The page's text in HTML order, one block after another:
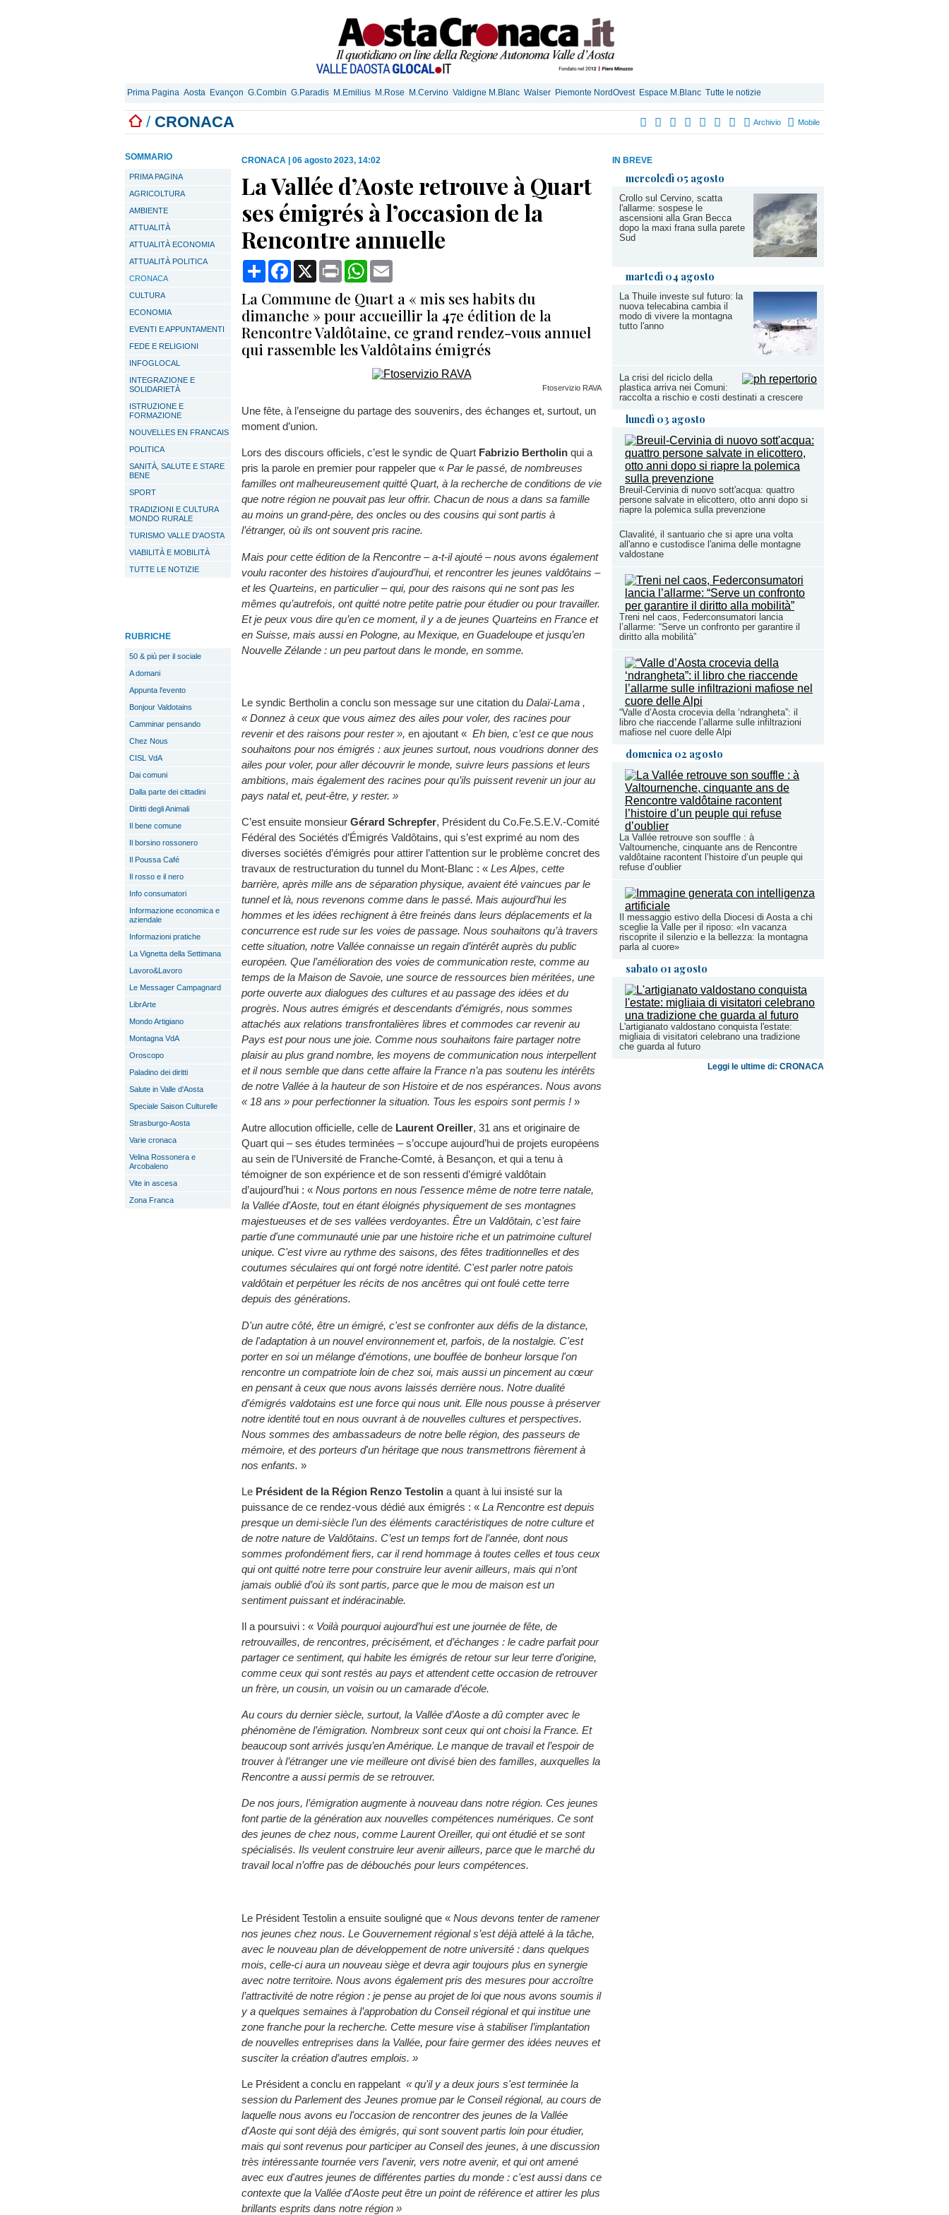
Prima Pagina Aosta Evançon G.Combin G.Paradis M.Emilius M.Rose M.Cervino Valdigne M.Blanc Walser Piemonte NordOvest Espace M.Blanc Tutte le notizie
/ CRONACA Archivio Mobile
IN BREVE
mercoledì 05 agosto
Crollo sul Cervino, scatta
l'allarme: sospese le
ascensioni alla Gran Becca
dopo la maxi frana sulla parete
Sud
martedì 04 agosto
La Thuile investe sul futuro: la
nuova telecabina cambia il
modo di vivere la montagna
tutto l'anno
La crisi del riciclo della
plastica arriva nei Comuni:
raccolta a rischio e costi destinati a crescere
lunedì 03 agosto
Breuil-Cervinia di nuovo sott'acqua: quattro
persone salvate in elicottero, otto anni dopo si
riapre la polemica sulla prevenzione
Clavalité, il santuario che si apre una volta
all'anno e custodisce l'anima delle montagne
valdostane
Treni nel caos, Federconsumatori lancia
l’allarme: “Serve un confronto per garantire il
diritto alla mobilità”
“Valle d’Aosta crocevia della ‘ndrangheta”: il
libro che riaccende l’allarme sulle infiltrazioni
mafiose nel cuore delle Alpi
domenica 02 agosto
La Vallée retrouve son souffle : à
Valtournenche, cinquante ans de Rencontre
valdôtaine racontent l’histoire d’un peuple qui
refuse d’oublier
Il messaggio estivo della Diocesi di Aosta a chi
sceglie la Valle per il riposo: «In vacanza
riscoprite il silenzio e la bellezza: la montagna
parla al cuore»
sabato 01 agosto
L'artigianato valdostano conquista l'estate:
migliaia di visitatori celebrano una tradizione
che guarda al futuro
Leggi le ultime di: CRONACA
SOMMARIO
PRIMA PAGINA
AGRICOLTURA
AMBIENTE
ATTUALITÀ
ATTUALITÀ ECONOMIA
ATTUALITÀ POLITICA
CRONACA
CULTURA
ECONOMIA
EVENTI E APPUNTAMENTI
FEDE E RELIGIONI
INFOGLOCAL
INTEGRAZIONE E
SOLIDARIETÀ
ISTRUZIONE E
FORMAZIONE
NOUVELLES EN FRANCAIS
POLITICA
SANITÀ, SALUTE E STARE
BENE
SPORT
TRADIZIONI E CULTURA
MONDO RURALE
TURISMO VALLE D'AOSTA
VIABILITÀ E MOBILITÀ
TUTTE LE NOTIZIE
RUBRICHE
50 & più per il sociale
A domani
Appunta l'evento
Bonjour Valdotains
Camminar pensando
Chez Nous
CISL VdA
Dai comuni
Dalla parte dei cittadini
Diritti degli Animali
Il bene comune
Il borsino rossonero
Il Poussa Café
Il rosso e il nero
Info consumatori
Informazione economica e
aziendale
Informazioni pratiche
La Vignetta della Settimana
Lavoro&Lavoro
Le Messager Campagnard
LibrArte
Mondo Artigiano
Montagna VdA
Oroscopo
Paladino dei diritti
Salute in Valle d'Aosta
Speciale Saison Culturelle
Strasburgo-Aosta
Varie cronaca
Velina Rossonera e
Arcobaleno
Vite in ascesa
Zona Franca
CRONACA 06 agosto 2023, 14:02
La Vallée d’Aoste retrouve à Quart
ses émigrés à l’occasion de la
Rencontre annuelle
CondividiFacebook
X Print WhatsApp
La Commune de Quart a « mis ses habits du
dimanche » pour accueillir la 47e édition de la
Rencontre Valdôtaine, ce grand rendez-vous annuel
qui rassemble les Valdôtains émigrés
Ftoservizio RAVA
Une fête, à l’enseigne du partage des souvenirs, des échanges et, surtout, un
moment d’union.
Lors des discours officiels, c’est le syndic de Quart Fabrizio Bertholin qui a
pris la parole en premier pour rappeler que « Par le passé, de nombreuses
familles ont malheureusement quitté Quart, à la recherche de conditions de vie
que notre région ne pouvait pas leur offrir. Chacun de nous a dans sa famille
au moins un grand-père, des oncles ou des cousins qui sont partis à
l’étranger, où ils ont souvent pris racine.
Mais pour cette édition de la Rencontre – a-t-il ajouté – nous avons également
voulu raconter des histoires d’aujourd’hui, et rencontrer les jeunes valdôtains –
et les Quarteins, en particulier – qui, pour des raisons qui ne sont pas les
mêmes qu’autrefois, ont quitté notre petite patrie pour étudier ou pour travailler.
Et je peux vous dire qu’en ce moment, il y a de jeunes Quarteins en France et
en Suisse, mais aussi en Pologne, au Mexique, en Guadeloupe et jusqu’en
Nouvelle Zélande : un peu partout dans le monde, en somme.
Le syndic Bertholin a conclu son message sur une citation du Dalaï-Lama ,
« Donnez à ceux que vous aimez des ailes pour voler, des racines pour
revenir et des raisons pour rester », en ajoutant « Eh bien, c’est ce que nous
souhaitons pour nos émigrés : aux jeunes surtout, nous voudrions donner des
ailes pour voler, pour aller découvrir le monde, suivre leurs passions et leurs
ambitions, mais également des racines pour qu’ils puissent revenir un jour au
pays natal et, peut-être, y rester. »
C’est ensuite monsieur Gérard Schrepfer, Président du Co.Fe.S.E.V.-Comité
Fédéral des Sociétés d’Émigrés Valdôtains, qui s’est exprimé au nom des
diverses sociétés d’émigrés pour attirer l’attention sur le problème concret des
travaux de restructuration du tunnel du Mont-Blanc : « Les Alpes, cette
barrière, après mille ans de séparation physique, avaient été vaincues par le
tunnel et là, nous revenons comme dans le passé. Mais aujourd’hui les
hommes et les idées rechignent à être freinés dans leurs déplacements et la
concurrence est rude sur les voies de passage. Nous souhaitons qu’à travers
cette situation, notre Vallée connaisse un regain d’intérêt auprès du public
européen. Que l’amélioration des voies de communication reste, comme au
temps de la Maison de Savoie, une source de ressources bien méritées, une
porte ouverte aux dialogues des cultures et au passage des idées et du
progrès. Nous autres émigrés et descendants d’émigrés, nous sommes
attachés aux relations transfrontalières libres et commodes car revenir au
Pays est pour nous une joie. Comme nous souhaitons faire partager notre
plaisir au plus grand nombre, les moyens de communication nous interpellent
et il nous semble que dans cette affaire la France n’a pas soutenu les intérêts
de notre Vallée à la hauteur de son Histoire et de nos espérances. Nous avons
« 18 ans » pour perfectionner la situation. Tous les espoirs sont permis ! »
Autre allocution officielle, celle de Laurent Oreiller, 31 ans et originaire de
Quart qui – ses études terminées – s’occupe aujourd’hui de projets européens
au sein de l’Université de Franche-Comté, à Besançon, et qui a tenu à
témoigner de son expérience et de son ressenti d’émigré valdôtain
d’aujourd’hui : « Nous portons en nous l'essence même de notre terre natale,
la Vallée d'Aoste, tout en étant éloignés physiquement de ses montagnes
majestueuses et de ses vallées verdoyantes. Être un Valdôtain, c'est faire
partie d'une communauté unie par une histoire riche et un patrimoine culturel
unique. C'est vivre au rythme des saisons, des fêtes traditionnelles et des
coutumes séculaires qui ont forgé notre identité. C'est parler notre patois
valdôtain et perpétuer les récits de nos ancêtres qui ont foulé cette terre
depuis des générations.
D'un autre côté, être un émigré, c'est se confronter aux défis de la distance,
de l'adaptation à un nouvel environnement et, parfois, de la nostalgie. C'est
porter en soi un mélange d'émotions, une bouffée de bonheur lorsque l'on
rencontre un compatriote loin de chez soi, mais aussi un pincement au cœur
en pensant à ceux que nous avons laissés derrière nous. Notre dualité
d'émigrés valdotains est une force qui nous unit. Elle nous pousse à préserver
notre identité tout en nous ouvrant à de nouvelles cultures et perspectives.
Nous sommes des ambassadeurs de notre belle région, des passeurs de
mémoire, et des porteurs d'un héritage que nous transmettrons fièrement à
nos enfants. »
Le Président de la Région Renzo Testolin a quant à lui insisté sur la
puissance de ce rendez-vous dédié aux émigrés : « La Rencontre est depuis
presque un demi-siècle l’un des éléments caractéristiques de notre culture et
de notre nature de Valdôtains. C’est un temps fort de l’année, dont nous
sommes profondément fiers, car il rend hommage à toutes celles et tous ceux
qui ont quitté notre terre pour construire leur avenir ailleurs, mais qui n’ont
jamais oublié d’où ils sont partis, parce que le mou de maison est un
sentiment puissant et indéracinable.
Il a poursuivi : « Voilà pourquoi aujourd’hui est une journée de fête, de
retrouvailles, de rencontres, précisément, et d’échanges : le cadre parfait pour
partager ce sentiment, qui habite les émigrés de retour sur leur terre d’origine,
comme ceux qui sont restés au pays et attendent cette occasion de retrouver
un frère, un cousin, un voisin ou un camarade d’école.
Au cours du dernier siècle, surtout, la Vallée d’Aoste a dû compter avec le
phénomène de l’émigration. Nombreux sont ceux qui ont choisi la France. Et
beaucoup sont arrivés jusqu’en Amérique. Le manque de travail et l’espoir de
trouver à l’étranger une vie meilleure ont divisé bien des familles, auxquelles la
Rencontre a aussi permis de se retrouver.
De nos jours, l’émigration augmente à nouveau dans notre région. Ces jeunes
font partie de la génération aux nouvelles compétences numériques. Ce sont
des jeunes de chez nous, comme Laurent Oreiller, qui ont étudié et se sont
spécialisés. Ils veulent construire leur avenir ailleurs, parce que le marché du
travail local n’offre pas de débouchés pour leurs compétences.
Le Président Testolin a ensuite souligné que « Nous devons tenter de ramener
nos jeunes chez nous. Le Gouvernement régional s’est déjà attelé à la tâche,
avec le nouveau plan de développement de notre université : dans quelques
mois, celle-ci aura un nouveau siège et devra agir toujours plus en synergie
avec notre territoire. Nous avons également pris des mesures pour accroître
l’attractivité de notre région : je pense au projet de loi que nous avons soumis il
y a quelques semaines à l’approbation du Conseil régional et qui institue une
zone franche pour la recherche. Cette mesure vise à stabiliser l’implantation
de nouvelles entreprises dans la Vallée, pour faire germer des idées neuves et
susciter la création d’autres emplois. »
Le Président a conclu en rappelant « qu'il y a deux jours s'est terminée la
session du Parlement des Jeunes promue par le Conseil régional, au cours de
laquelle nous avons eu l'occasion de rencontrer des jeunes de la Vallée
d'Aoste qui sont déjà des émigrés, qui sont souvent partis loin pour étudier,
mais qui sont revenus pour participer au Conseil des jeunes, à une discussion
très intéressante tournée vers l'avenir, vers notre avenir, et qui ont amené
avec eux d'autres jeunes de différentes parties du monde : c'est aussi dans ce
contexte que la Vallée d'Aoste peut être un point de référence et attirer les plus
brillants esprits dans notre région »